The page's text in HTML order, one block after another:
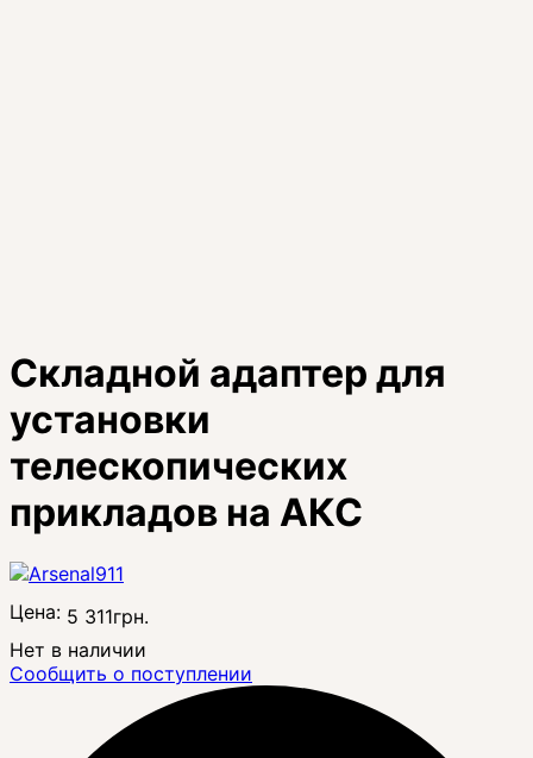
Складной адаптер для
установки
телескопических
прикладов на АКС
Цена: 5 311грн.
Нет в наличии
Сообщить о поступлении